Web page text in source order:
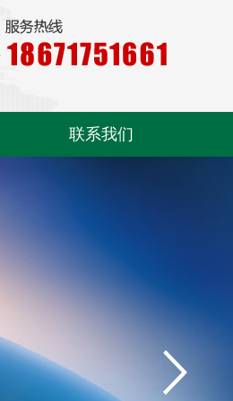
联系我们